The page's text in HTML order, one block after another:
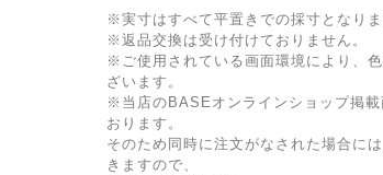
※実寸はすべて平置きでの採寸となりま
※返品交換は受け付けておりません。
※ご使用されている画面環境により、
ざいます。
※当店のBASEオンラインショップ掲
おります。
そのため同時に注文がなされた場合に
きますので、